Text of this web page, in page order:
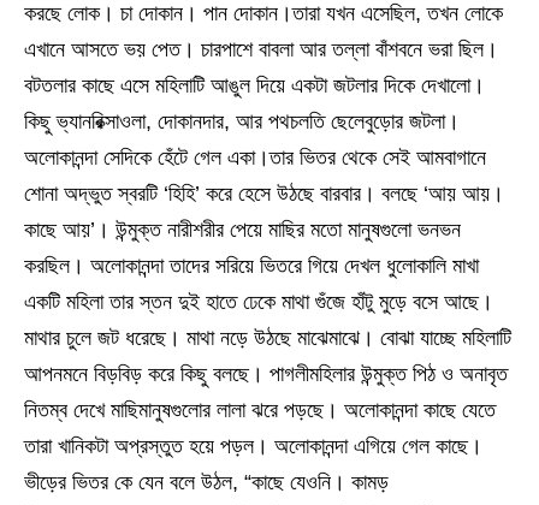
করছে লোক। চা দোকান। পান দোকান।তারা যখন এসেছিল, তখন লোকে
এখানে আসতে ভয় পেত। চারপাশে বাবলা আর তল্লা বাঁশবনে ভরা ছিল।
বটতলার কাছে এসে মহিলাটি আঙুল দিয়ে একটা জটলার দিকে দেখালো।
কিছু ভ্যানরিক্সাওলা, দোকানদার, আর পথচলতি ছেলেবুড়োর জটলা।
অলোকানন্দা সেদিকে হেঁটে গেল একা।তার ভিতর থেকে সেই আমবাগানে
শোনা অদ্ভুত স্বরটি ‘হিহি’ করে হেসে উঠছে বারবার। বলছে ‘আয় আয়।
কাছে আয়’। উন্মুক্ত নারীশরীর পেয়ে মাছির মতো মানুষগুলো ভনভন
করছিল। অলোকানন্দা তাদের সরিয়ে ভিতরে গিয়ে দেখল ধুলোকালি মাখা
একটি মহিলা তার স্তন দুই হাতে ঢেকে মাথা গুঁজে হাঁটু মুড়ে বসে আছে।
মাথার চুলে জট ধরেছে। মাথা নড়ে উঠছে মাঝেমাঝে। বোঝা যাচ্ছে মহিলাটি
আপনমনে বিড়বিড় করে কিছু বলছে। পাগলীমহিলার উন্মুক্ত পিঠ ও অনাবৃত
নিতম্ব দেখে মাছিমানুষগুলোর লালা ঝরে পড়ছে। অলোকানন্দা কাছে যেতে
তারা খানিকটা অপ্রস্তুত হয়ে পড়ল। অলোকানন্দা এগিয়ে গেল কাছে।
ভীড়ের ভিতর কে যেন বলে উঠল, “কাছে যেওনি। কামড়